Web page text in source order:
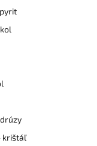
krištáľ